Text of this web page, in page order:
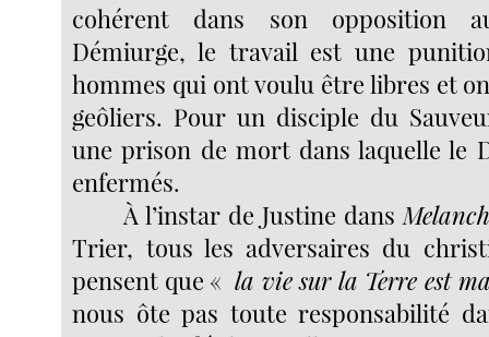
cohérent dans son opposition
Démiurge, le travail est une
hommes qui ont voulu être libres et
geôliers. Pour un disciple du
une prison de mort dans laquelle le
enfermés.
À l’instar de Justine dans
Trier, tous les adversaires du
pensent que « la vie sur la Terre est
nous ôte pas toute responsabilité